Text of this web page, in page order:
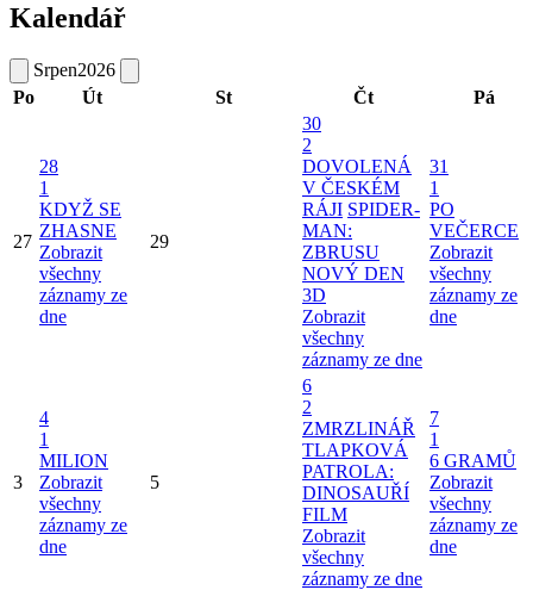
Kalendář
Srpen2026
Po
Út St Čt Pá
27
28
1
KDYŽ SE
ZHASNE
Zobrazit
všechny
záznamy ze
dne
29
30
2
DOVOLENÁ
V ČESKÉM
RÁJI SPIDER-
MAN:
ZBRUSU
NOVÝ DEN
3D
Zobrazit
všechny
záznamy ze dne
31
1
PO
VEČERCE
Zobrazit
všechny
záznamy ze
dne
3
4
1
MILION
Zobrazit
všechny
záznamy ze
dne
5
6
2
ZMRZLINÁŘ
TLAPKOVÁ
PATROLA:
DINOSAUŘÍ
FILM
Zobrazit
všechny
záznamy ze dne
7
1
6 GRAMŮ
Zobrazit
všechny
záznamy ze
dne